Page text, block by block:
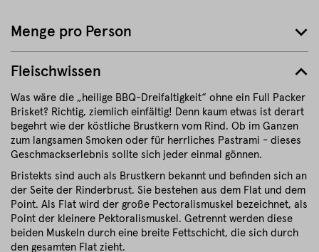
Fleischwissen
Was wäre die „heilige BBQ-Dreifaltigkeit“ ohne ein Full Packer
Brisket? Richtig, ziemlich einfältig! Denn kaum etwas ist derart
begehrt wie der köstliche Brustkern vom Rind. Ob im Ganzen
zum langsamen Smoken oder für herrliches Pastrami - dieses
Geschmackserlebnis sollte sich jeder einmal gönnen.
Bristekts sind auch als Brustkern bekannt und befinden sich an
der Seite der Rinderbrust. Sie bestehen aus dem Flat und dem
Point. Als Flat wird der große Pectoralismuskel bezeichnet, als
Point der kleinere Pektoralismuskel. Getrennt werden diese
beiden Muskeln durch eine breite Fettschicht, die sich durch
den gesamten Flat zieht.
Menge pro Person